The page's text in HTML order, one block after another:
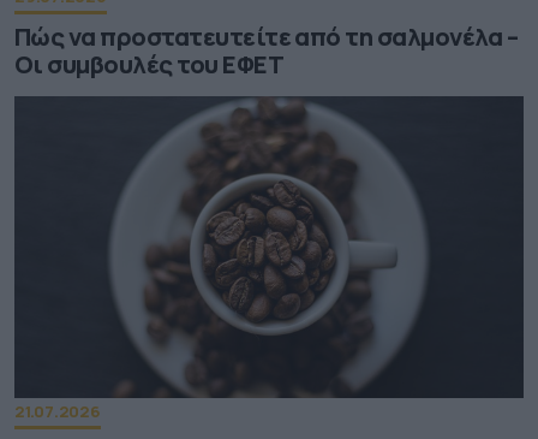
Πώς να προστατευτείτε από τη σαλμονέλα –
Οι συμβουλές του ΕΦΕΤ
21.07.2026